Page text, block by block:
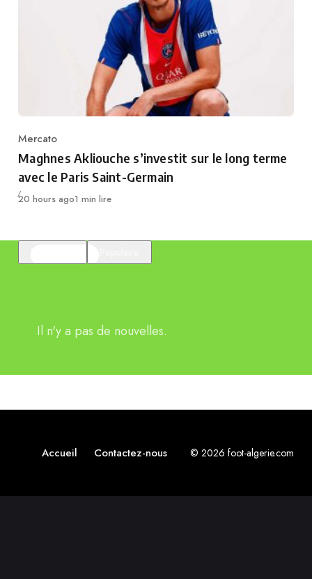
Category
Mercato
Maghnes Akliouche s’investit sur le long terme
avec le Paris Saint-Germain
Publié
20 hours ago1 min lire
Il n'y a pas de nouvelles.
Accueil Contactez-nous © 2026 foot-algerie.com